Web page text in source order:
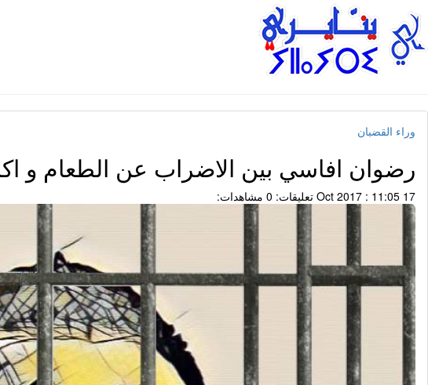
وراء القضبان
رضوان افاسي بين الاضراب عن الطعام و
17 Oct 2017 : 11:05 تعليقات: 0 مشاهدات: